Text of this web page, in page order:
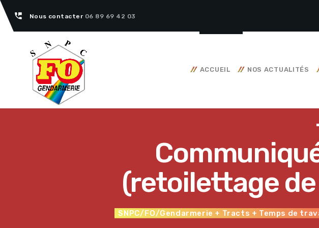
perm_phone_msg Nous contacter 06 89 69 42 03
ACCUEIL NOS ACTUALITÉS
(retoilettage
SNPC/FO/Gendarmerie + Tracts + Temps de